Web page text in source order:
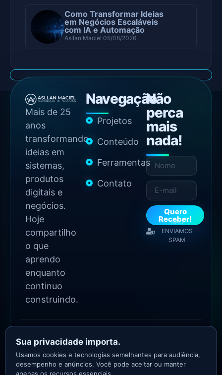
Como Transformar Ideias
em Negócios Escaláveis
com IA e Automação
Asllan Maciel 05/08/2026
Mais de 25
anos
transformando
ideias em
sistemas,
produtos
digitais e
negócios.
Hoje
compartilho
o que
aprendo
enquanto
continuo
construindo.
Navegação
Projetos
Conteúdo
Ferramentas
Contato
Não
perca
mais
nada!
Quero
Receber!
NÃO
ENVIAMOS
SPAM
2026 Copyright - Todos
os direitos reservados
Asllan Maciel - Growth
Marketer
Sua privacidade importa.
Usamos cookies e tecnologias semelhantes para audiência,
desempenho e anúncios. Você pode aceitar ou manter